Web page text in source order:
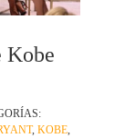
Kobe
,KOBE